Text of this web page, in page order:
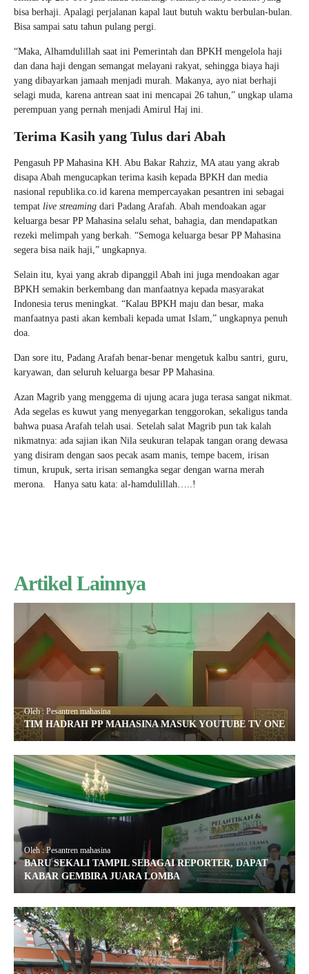
bisa berhaji. Apalagi perjalanan kapal laut butuh waktu berbulan-bulan.
Bisa sampai satu tahun pulang pergi.
“Maka, Alhamdulillah saat ini Pemerintah dan BPKH mengelola haji
dan dana haji dengan semangat melayani rakyat, sehingga biaya haji
yang dibayarkan jamaah menjadi murah. Makanya, ayo niat berhaji
selagi muda, karena antrean saat ini mencapai 26 tahun,” ungkap ulama
perempuan yang pernah menjadi Amirul Haj ini.
Terima Kasih yang Tulus dari Abah
Pengasuh PP Mahasina KH. Abu Bakar Rahziz, MA atau yang akrab
disapa Abah mengucapkan terima kasih kepada BPKH dan media
nasional republika.co.id karena mempercayakan pesantren ini sebagai
tempat live streaming dari Padang Arafah. Abah mendoakan agar
keluarga besar PP Mahasina selalu sehat, bahagia, dan mendapatkan
rezeki melimpah yang berkah. “Semoga keluarga besar PP Mahasina
segera bisa naik haji,” ungkapnya.
Selain itu, kyai yang akrab dipanggil Abah ini juga mendoakan agar
BPKH semakin berkembang dan manfaatnya kepada masyarakat
Indonesia terus meningkat. “Kalau BPKH maju dan besar, maka
manfaatnya pasti akan kembali kepada umat Islam,” ungkapnya penuh
doa.
Dan sore itu, Padang Arafah benar-benar mengetuk kalbu santri, guru,
karyawan, dan seluruh keluarga besar PP Mahasina.
Azan Magrib yang menggema di ujung acara juga terasa sangat nikmat.
Ada segelas es kuwut yang menyegarkan tenggorokan, sekaligus tanda
bahwa puasa Arafah telah usai. Setelah salat Magrib pun tak kalah
nikmatnya: ada sajian ikan Nila seukuran telapak tangan orang dewasa
yang disiram dengan saos pecak asam manis, tempe bacem, irisan
timun, krupuk, serta irisan semangka segar dengan warna merah
merona. Hanya satu kata: al-hamdulillah…..!
Artikel Lainnya
Oleh : Pesantren mahasina
TIM HADRAH PP MAHASINA MASUK YOUTUBE TV ONE
Oleh : Pesantren mahasina
BARU SEKALI TAMPIL SEBAGAI REPORTER, DAPAT
KABAR GEMBIRA JUARA LOMBA